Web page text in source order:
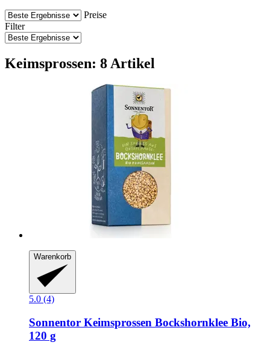
Preise
Filter
Keimsprossen: 8 Artikel
Warenkorb
5.0 (4)
Sonnentor Keimsprossen Bockshornklee Bio,
120 g